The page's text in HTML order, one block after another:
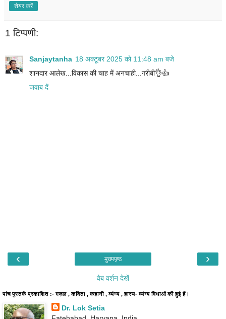
शेयर करें
1 टिप्पणी:
Sanjaytanha 18 अक्टूबर 2025 को 11:48 am बजे
शानदार आलेख...विकास की चाह में अनचाही...गरीबी👌👍
जवाब दें
‹ ›
मुख्यपृष्ठ
वेब वर्शन देखें
पांच पुस्तकें प्रकाशित :- ग़ज़ल , कविता , कहानी , व्यंग्य , हास्य- व्यंग्य विधाओं की हुई हैं।
Dr. Lok Setia